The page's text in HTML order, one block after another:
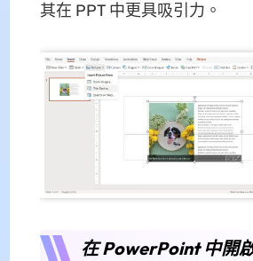
其在 PPT 中更具吸引力。
在 PowerPoint 中開